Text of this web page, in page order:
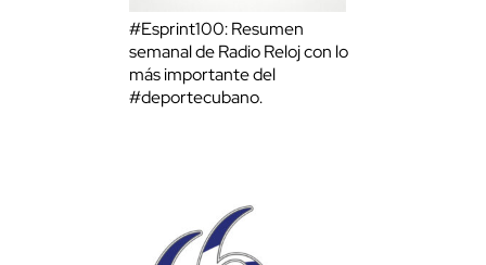
#Esprint100: Resumen
semanal de Radio Reloj con lo
más importante del
#deportecubano.